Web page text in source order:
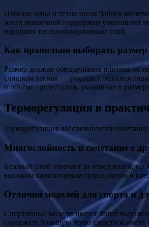
Плоские швы и технология flatlock
зонах мышечной поддержки уменьшают
нарушать теплоизоляционный слой.
Как правильно выбирать размер
Размер должен обеспечивать плотное
слишком тесная — ухудшает
и объёме груди/талии, указанные в
Терморегуляция в
Терморегуляция обеспечивается
Многослойность и сочетание с
Базовый слой отвечает за отвод влаги,
высоким капиллярным транспортом и
Отличия моделей для спорта и
Спортивные модели имеют более
содержать большую долю шерсти и иметь